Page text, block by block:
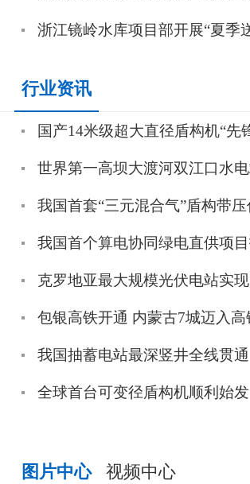
行业资讯
我国首个算电协同绿电直供项
我国抽蓄电站最深竖井全线贯通
全球首台可变径盾构机顺利始发
图片中心 视频中心